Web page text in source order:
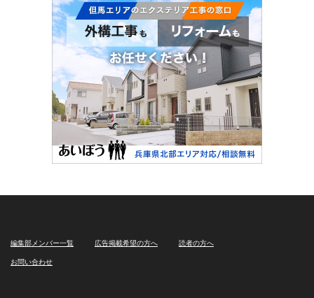
編集部メンバー一覧 広告掲載希望の方へ 読者の方へ
お問い合わせ